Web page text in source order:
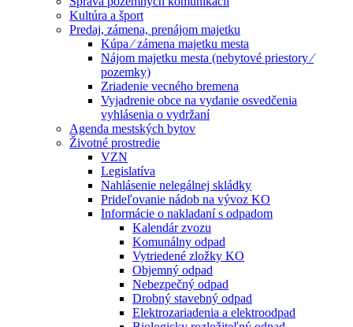
Kultúra a šport
Predaj, zámena, prenájom majetku
Kúpa ⁄ zámena majetku mesta
Nájom majetku mesta (nebytové priestory ⁄
pozemky)
Zriadenie vecného bremena
Vyjadrenie obce na vydanie osvedčenia
vyhlásenia o vydržaní
Agenda mestských bytov
Životné prostredie
VZN
Legislatíva
Nahlásenie nelegálnej skládky
Prideľovanie nádob na vývoz KO
Informácie o nakladaní s odpadom
Kalendár zvozu
Komunálny odpad
Vytriedené zložky KO
Objemný odpad
Nebezpečný odpad
Drobný stavebný odpad
Elektrozariadenia a elektroodpad